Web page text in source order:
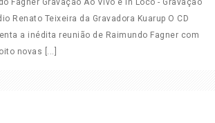
Fagner Gravação Ao Vivo e In Loco - Gravação
Renato Teixeira da Gravadora Kuarup O CD
a inédita reunião de Raimundo Fagner com
novas [...]
AO VIVO
GRAVAÇÃO IN
MIXAGEM